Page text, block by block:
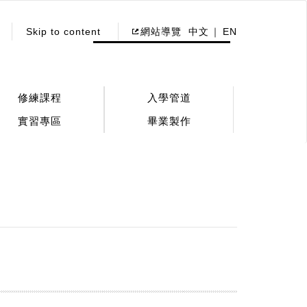
Skip to content 網站導覽 中文 EN
修練課程
入學管道
實習專區
畢業製作